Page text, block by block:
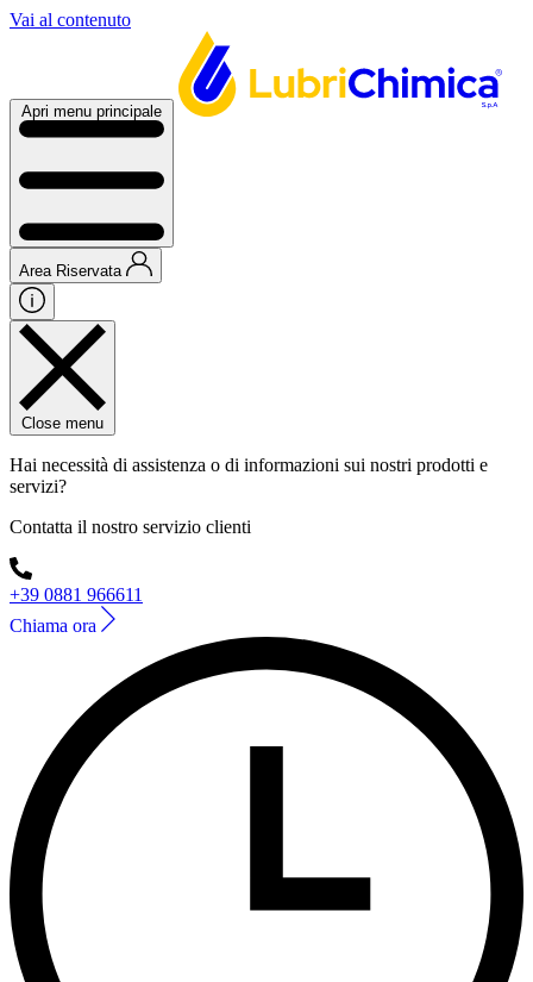
Vai al contenuto
Apri menu principale
Area Riservata
Close menu
Hai necessità di assistenza o di informazioni sui nostri prodotti e
servizi?
Contatta il nostro servizio clienti
+39 0881 966611
Chiama ora